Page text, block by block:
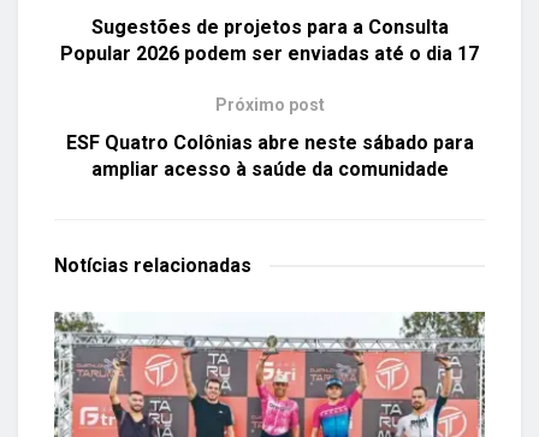
Sugestões de projetos para a Consulta
Popular 2026 podem ser enviadas até o dia 17
Próximo post
ESF Quatro Colônias abre neste sábado para
ampliar acesso à saúde da comunidade
Notícias relacionadas